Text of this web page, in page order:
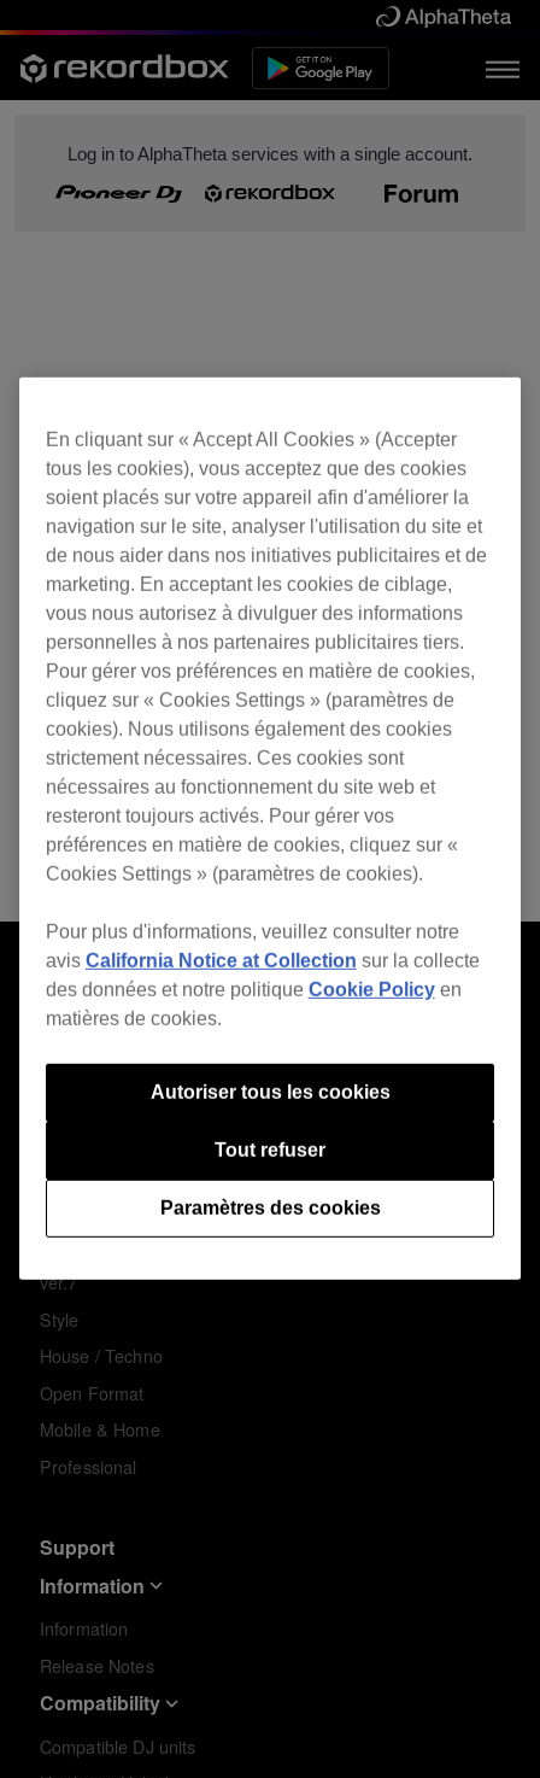
Log in to AlphaTheta services with a single account.
Features
ver.7
Style
House / Techno
Open Format
Mobile & Home
Professional
Support
Information
Information
Release Notes
Compatibility
Compatible DJ units
En cliquant sur « Accept All Cookies » (Accepter
tous les cookies), vous acceptez que des cookies
soient placés sur votre appareil afin d'améliorer la
navigation sur le site, analyser l'utilisation du site et
de nous aider dans nos initiatives publicitaires et de
marketing. En acceptant les cookies de ciblage,
vous nous autorisez à divulguer des informations
personnelles à nos partenaires publicitaires tiers.
Pour gérer vos préférences en matière de cookies,
cliquez sur « Cookies Settings » (paramètres de
cookies). Nous utilisons également des cookies
strictement nécessaires. Ces cookies sont
nécessaires au fonctionnement du site web et
resteront toujours activés. Pour gérer vos
préférences en matière de cookies, cliquez sur «
Cookies Settings » (paramètres de cookies).
Pour plus d'informations, veuillez consulter notre
avis California Notice at Collection sur la collecte
des données et notre politique Cookie Policyen
matières de cookies.
Paramètres des cookies
Tout refuser
Autoriser tous les cookies